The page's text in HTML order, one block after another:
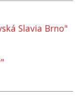
Slavia Brno"